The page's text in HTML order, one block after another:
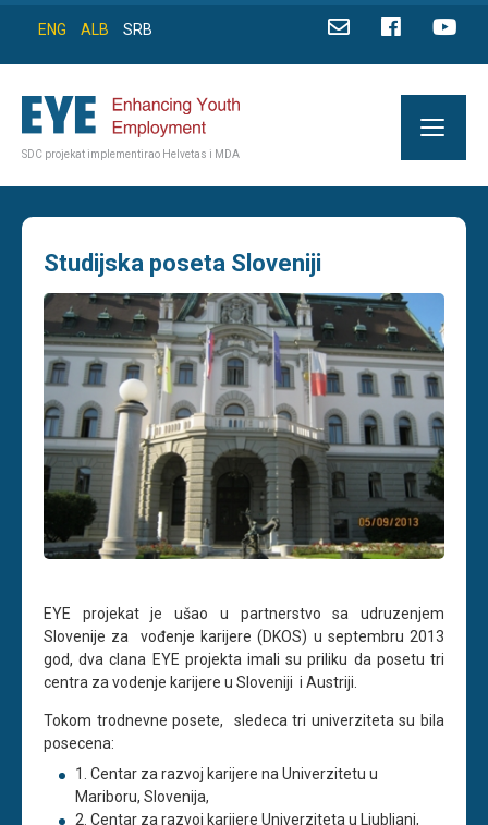
ENG ALB SRB
SDC projekat implementirao Helvetas i MDA
Studijska poseta Sloveniji
EYE projekat je ušao u partnerstvo sa udruzenjem
Slovenije za vođenje karijere (DKOS) u septembru 2013
god, dva clana EYE projekta imali su priliku da posetu tri
centra za vodenje karijere u Sloveniji i Austriji.
Tokom trodnevne posete, sledeca tri univerziteta su bila
posecena:
Centar za razvoj karijere na Univerzitetu u
Mariboru, Slovenija,
Centar za razvoj karijere Univerziteta u Ljubljani,